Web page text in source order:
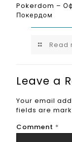
Pokerdom –
Покердом
Read
Leave a
Your email
fields are
Comment *